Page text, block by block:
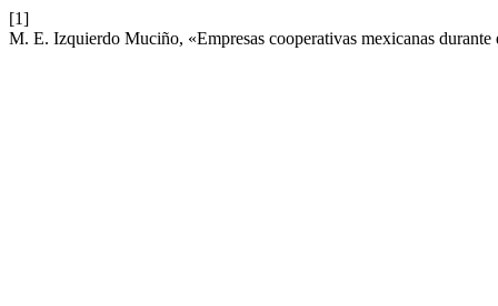
[1]
M. E. Izquierdo Muciño, «Empresas cooperativas mexicanas